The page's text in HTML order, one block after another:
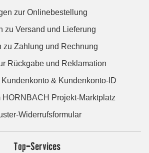
zur Onlinebestellung
zu Versand und Lieferung
zu Zahlung und Rechnung
Rückgabe und Reklamation
Kundenkonto & Kundenkonto-ID
HORNBACH Projekt-Marktplatz
Widerrufsformular
Top-Services